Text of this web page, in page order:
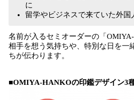
に
留学やビジネスで来ていた外国
名前が入るセミオーダーの「
相手を想う気持ちや、特別な日を一
ちが伝わります。
■OMIYA-HANKOの印鑑デザイン3